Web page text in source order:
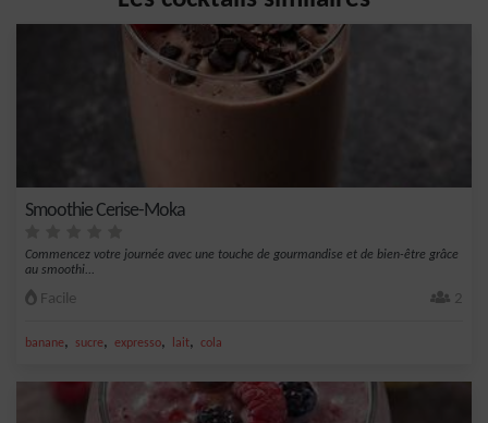
Smoothie Cerise-Moka
Commencez votre journée avec une touche de gourmandise et de bien-être grâce
au smoothi...
Facile 2
banane, sucre, expresso, lait, cola